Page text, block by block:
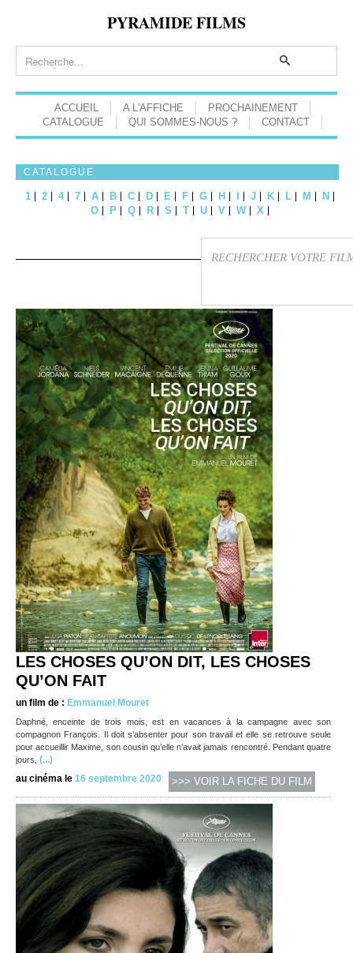
PYRAMIDE FILMS
ACCUEIL A L'AFFICHE
PROCHAINEMENT
CATALOGUE
QUI SOMMES-NOUS ? CONTACT
CATALOGUE
1 2 4 7 A B C D E F G H J K L M
N
O
P Q R S T U V W X
LES CHOSES QU’ON DIT, LES CHOSES
QU’ON FAIT
un film de : Emmanuel Mouret
Daphné, enceinte de trois mois, est en vacances à la campagne avec son
compagnon François. Il doit s’absenter pour son travail et elle se retrouve seule
pour accueillir Maxime, son cousin qu’elle n’avait jamais rencontré. Pendant quatre
jours, (...)
au cinéma le 16 septembre 2020 >>> VOIR LA FICHE DU FILM